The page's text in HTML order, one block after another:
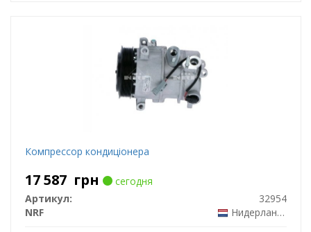
Компрессор кондиціонера
17 587 грн
сегодня
Артикул:
32954
NRF
Нидерланды